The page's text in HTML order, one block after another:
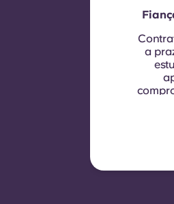
a
A
nove